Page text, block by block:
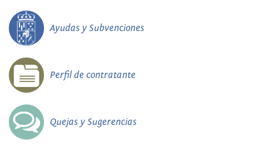
Ayudas y Subvenciones
Perfil de contratante
Quejas y Sugerencias